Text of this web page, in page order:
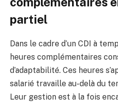
partiel
Dans le cadre d’un CDI à
heures complémentaires
d’adaptabilité. Ces heures
salarié travaille au-delà du
Leur gestion est à la fois